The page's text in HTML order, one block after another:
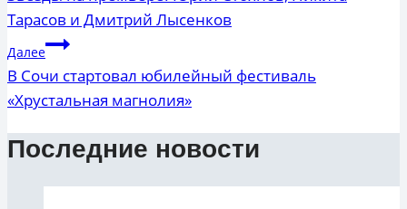
записям
Тарасов и Дмитрий Лысенков
Далее
В Сочи стартовал юбилейный фестиваль
«Хрустальная магнолия»
Последние новости